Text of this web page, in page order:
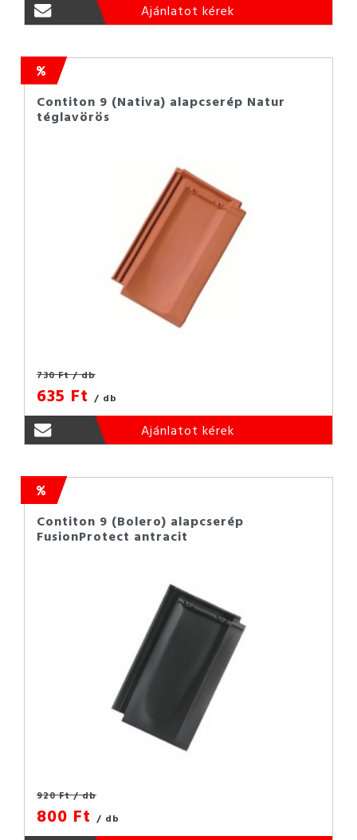
Ajánlatot kérek
Contiton 9 (Nativa) alapcserép Natur
téglavörös
730 Ft/ db
635 Ft / db
Ajánlatot kérek
Contiton 9 (Bolero) alapcserép
FusionProtect antracit
920 Ft/ db
800 Ft / db